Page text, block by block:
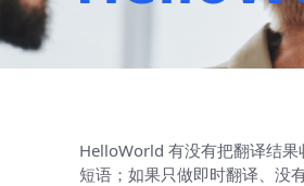
HelloWorld 有没有把翻译结
短语；如果只做即时翻译、没